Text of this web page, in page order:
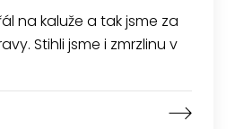
na kaluže a tak jsme za
Stihli jsme i zmrzlinu v